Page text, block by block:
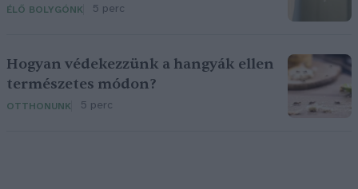
ÉLŐ BOLYGÓNK 5 perc
Hogyan védekezzünk a hangyák ellen
természetes módon?
OTTHONUNK 5 perc